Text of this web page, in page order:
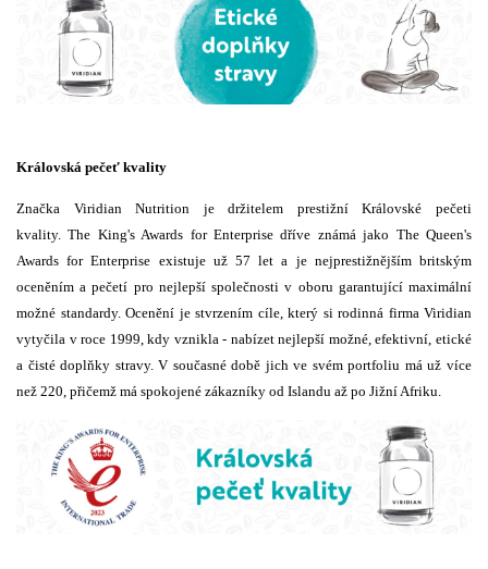
Královská pečeť kvality
Značka Viridian Nutrition je držitelem prestižní Královské pečeti
kvality. The King's Awards for Enterprise dříve známá jako The Queen's
Awards for Enterprise existuje už 57 let a je nejprestižnějším britským
oceněním a pečetí pro nejlepší společnosti v oboru garantující maximální
možné standardy. Ocenění je stvrzením cíle, který si rodinná firma Viridian
vytyčila v roce 1999, kdy vznikla - nabízet nejlepší možné, efektivní, etické
a čisté doplňky stravy. V současné době jich ve svém portfoliu má už více
než 220, přičemž má spokojené zákazníky od Islandu až po Jižní Afriku.